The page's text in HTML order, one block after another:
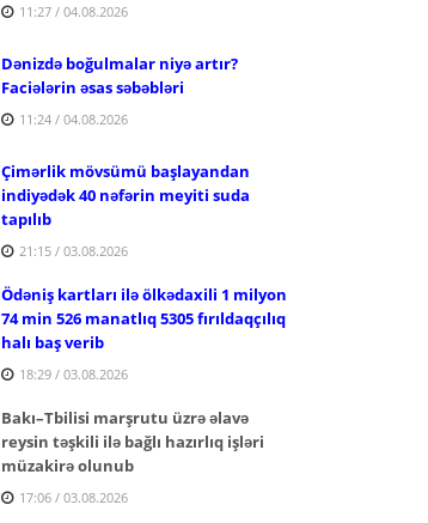
11:27 / 04.08.2026
Dənizdə boğulmalar niyə artır?
Faciələrin əsas səbəbləri
11:24 / 04.08.2026
Çimərlik mövsümü başlayandan
indiyədək 40 nəfərin meyiti suda
tapılıb
21:15 / 03.08.2026
Ödəniş kartları ilə ölkədaxili 1 milyon
74 min 526 manatlıq 5305 fırıldaqçılıq
halı baş verib
18:29 / 03.08.2026
Bakı–Tbilisi marşrutu üzrə əlavə
reysin təşkili ilə bağlı hazırlıq işləri
müzakirə olunub
17:06 / 03.08.2026